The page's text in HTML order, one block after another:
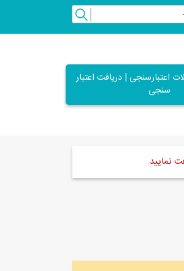
اعتبارسنجی | دریافت اعتبار
سنجی
نمایید.